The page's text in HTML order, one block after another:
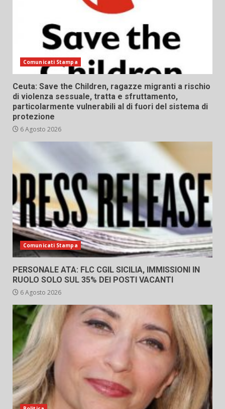
Comunicati Stampa
Ceuta: Save the Children, ragazze migranti a rischio
di violenza sessuale, tratta e sfruttamento,
particolarmente vulnerabili al di fuori del sistema di
protezione
6 Agosto 2026
Comunicati Stampa
PERSONALE ATA: FLC CGIL SICILIA, IMMISSIONI IN
RUOLO SOLO SUL 35% DEI POSTI VACANTI
6 Agosto 2026